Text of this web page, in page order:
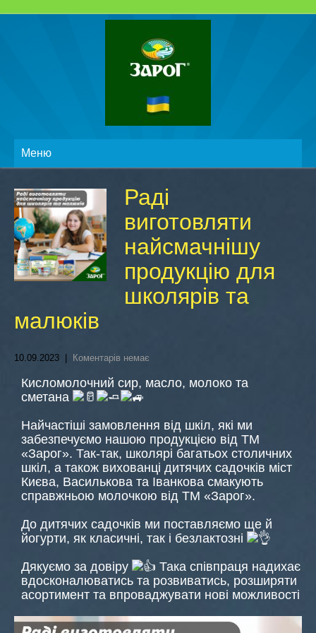
Меню
Раді
виготовляти
найсмачнішу
продукцію для
школярів та
малюків
10.09.2023 Коментарів немає
Кисломолочний сир, масло, молоко та
сметана
Найчастіші замовлення від шкіл, які ми
забезпечуємо нашою продукцією від ТМ
«Зарог». Так-так, школярі багатьох столичних
шкіл, а також вихованці дитячих садочків міст
Києва, Василькова та Іванкова смакують
справжньою молочкою від ТМ «Зарог».
До дитячих садочків ми поставляємо ще й
йогурти, як класичні, так і безлактозні
Дякуємо за довіру
Така співпраця надихає
вдосконалюватись та розвиватись, розширяти
асортимент та впроваджувати нові можливості